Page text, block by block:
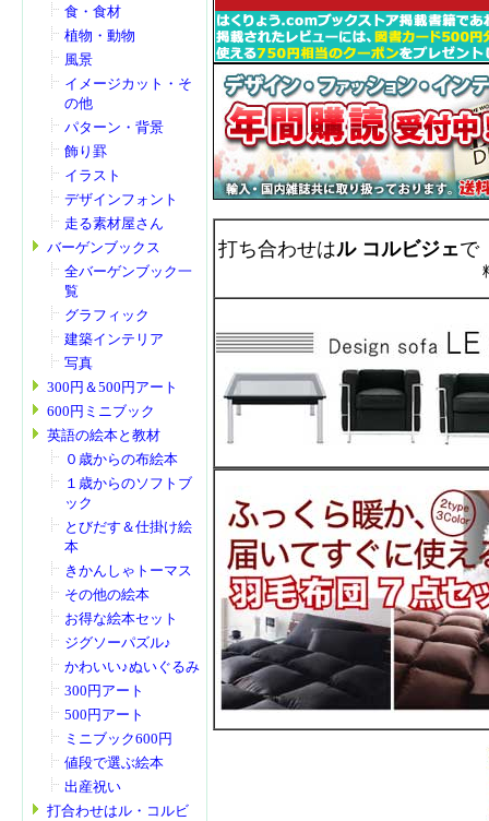
食・食材
植物・動物
風景
イメージカット・そ
の他
パターン・背景
飾り罫
イラスト
デザインフォント
走る素材屋さん
バーゲンブックス
全バーゲンブック一
覧
グラフィック
建築インテリア
写真
300円＆500円アート
600円ミニブック
英語の絵本と教材
０歳からの布絵本
１歳からのソフトブ
ック
とびだす＆仕掛け絵
本
きかんしゃトーマス
その他の絵本
お得な絵本セット
ジグソーパズル♪
かわいい♪ぬいぐるみ
300円アート
500円アート
ミニブック600円
値段で選ぶ絵本
出産祝い
打合わせはル・コルビ
打ち合わせはル コルビジェで